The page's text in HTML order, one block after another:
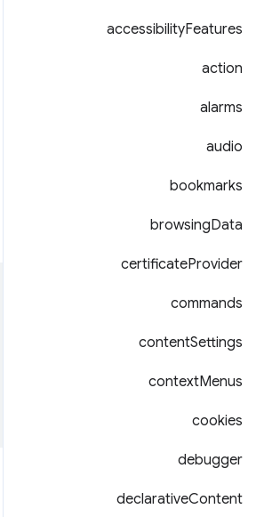
accessibilityFeatures
action
alarms
audio
bookmarks
browsingData
certificateProvider
commands
contentSettings
contextMenus
cookies
debugger
declarativeContent